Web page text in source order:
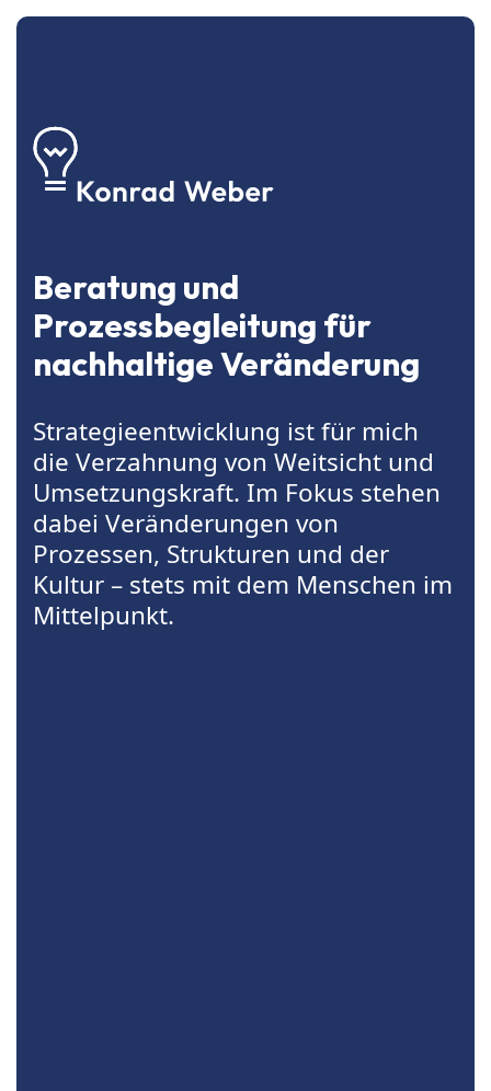
Beratung und
Prozessbegleitung für
nachhaltige Veränderung
Strategieentwicklung ist für mich
die Verzahnung von Weitsicht und
Umsetzungskraft. Im Fokus stehen
dabei Veränderungen von
Prozessen, Strukturen und der
Kultur – stets mit dem Menschen im
Mittelpunkt.